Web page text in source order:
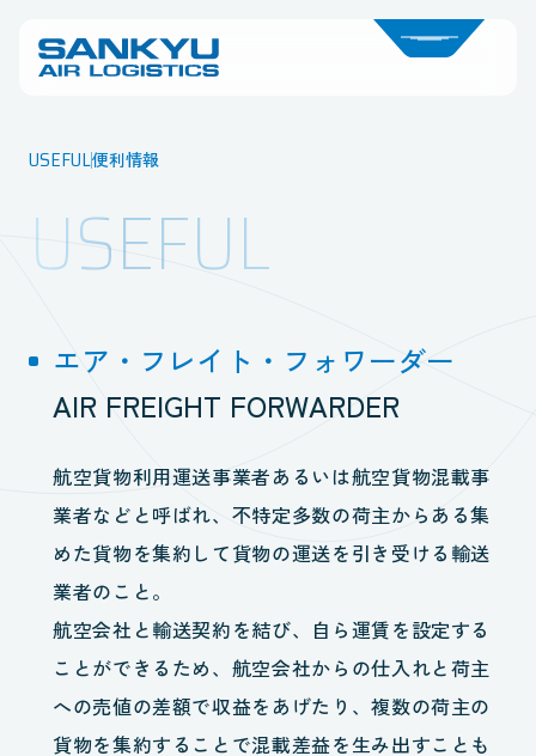
USEFUL便利情報
USEFUL
エア・フレイト・フォワーダー
AIR FREIGHT FORWARDER
航空貨物利用運送事業者あるいは航空貨物混載事
業者などと呼ばれ、不特定多数の荷主からある集
めた貨物を集約して貨物の運送を引き受ける輸送
業者のこと。
航空会社と輸送契約を結び、自ら運賃を設定する
ことができるため、航空会社からの仕入れと荷主
への売値の差額で収益をあげたり、複数の荷主の
貨物を集約することで混載差益を生み出すことも